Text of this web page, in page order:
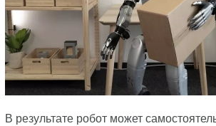
В результате робот может